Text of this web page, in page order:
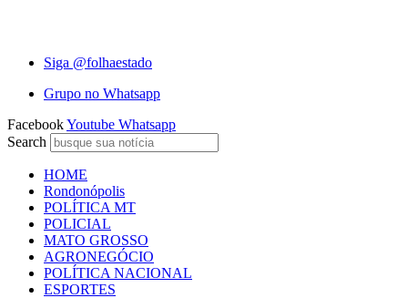
conteúdoSiga @folhaestado
Grupo no Whatsapp
FacebookYoutube Whatsapp
Search
HOME
Rondonópolis
POLÍTICA MT
POLICIAL
MATO GROSSO
AGRONEGÓCIO
POLÍTICA NACIONAL
ESPORTES